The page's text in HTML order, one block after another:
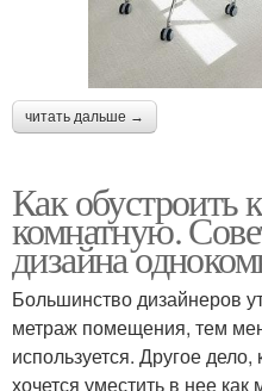
читать дальше →
Как обустроить
комнатную.
дизайна
Большинство дизайнеров
метраж помещения, тем
используется. Другое
хочется уместить в нее